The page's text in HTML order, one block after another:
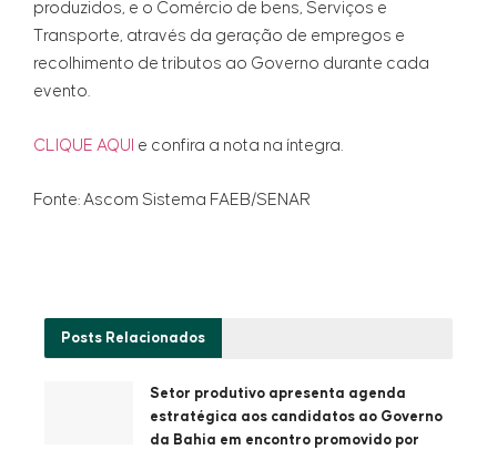
produzidos, e o Comércio de bens, Serviços e
Transporte, através da geração de empregos e
recolhimento de tributos ao Governo durante cada
evento.
CLIQUE AQUI e confira a nota na íntegra.
Fonte: Ascom Sistema FAEB/SENAR
Posts Relacionados
Setor produtivo apresenta agenda
estratégica aos candidatos ao Governo
da Bahia em encontro promovido por